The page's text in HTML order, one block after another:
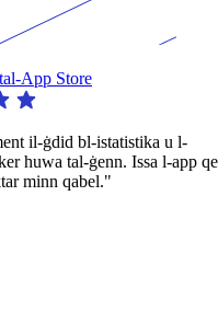
App Store
il-ġdid bl-istatistika u l-
huwa tal-ġenn. Issa l-app
minn qabel."